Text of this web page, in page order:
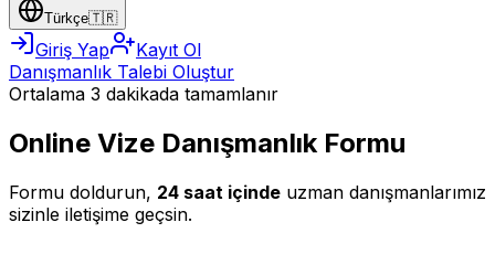
Türkçe🇹🇷
Giriş Yap
Kayıt Ol
Danışmanlık Talebi Oluştur
Ortalama 3 dakikada tamamlanır
Online Vize Danışmanlık Formu
Formu doldurun, 24 saat içinde uzman danışmanlarımız
sizinle iletişime geçsin.